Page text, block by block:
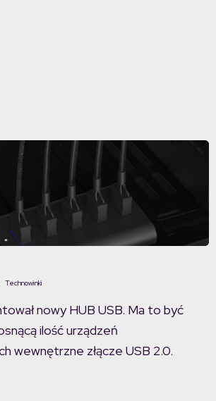
Technowinki
nowy HUB USB. Ma to być
ilość urządzeń
wewnętrzne złącze USB 2.0.